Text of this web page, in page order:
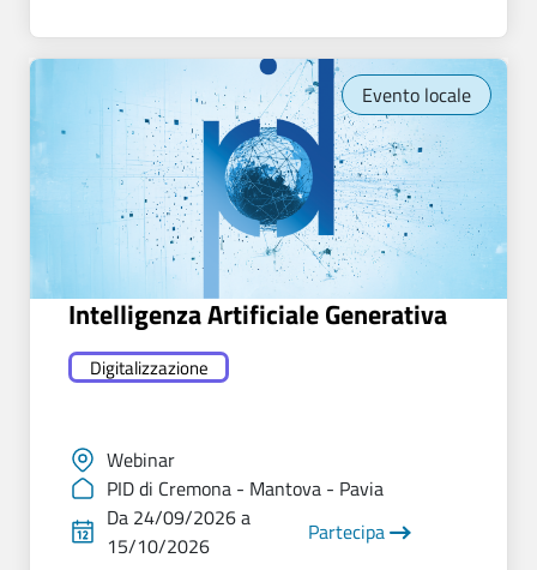
Evento locale
Intelligenza Artificiale Generativa
Digitalizzazione
Webinar
PID di Cremona - Mantova - Pavia
Da 24/09/2026 a
15/10/2026
Partecipa